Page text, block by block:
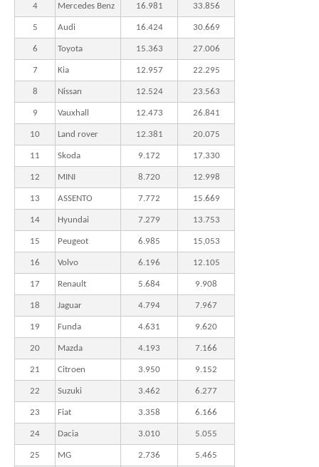
4 Mercedes Benz 16.981 33.856
5 Audi 16.424 30.669
6 Toyota 15.363 27.006
7 Kia 12.957 22.295
8 Nissan 12.524 23.563
9 Vauxhall 12.473 26.841
10 Land rover 12.381 20.075
11 Skoda 9.172 17.330
12 MINI 8.720 12.998
13 ASSENTO 7.772 15.669
14 Hyundai 7.279 13.753
15 Peugeot 6.985 15,053
16 Volvo 6.196 12.105
17 Renault 5.684 9.908
18 Jaguar 4.794 7.967
19 Funda 4.631 9.620
20 Mazda 4.193 7.166
21 Citroen 3.950 9.152
22 Suzuki 3.462 6.277
23 Fiat 3.358 6.166
24 Dacia 3.010 5.055
25 MG 2.736 5.465